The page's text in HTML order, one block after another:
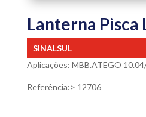
Lanterna Pisca
SINALSUL
Aplicações: MBB.ATEGO
Referência:> 12706